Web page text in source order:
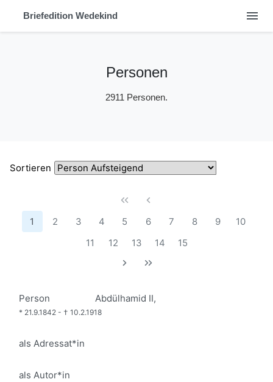
Briefedition Wedekind menu
Personen
2911 Personen.
Sortieren
1 2 3 4 5 6 7 8 9
10
11
12 13 14 15
Person Abdülhamid II,
* 21.9.1842 - † 10.2.1918
als Adressat*in
als Autor*in